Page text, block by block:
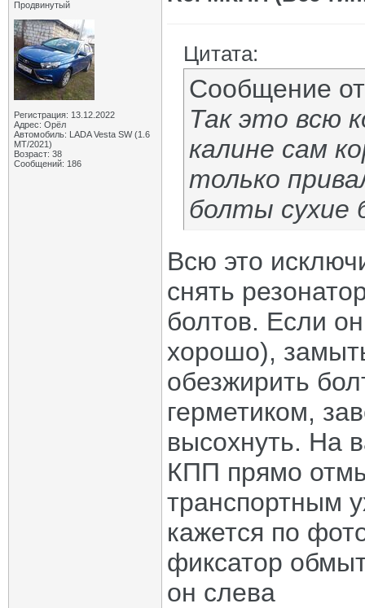
Продвинутый
Регистрация: 13.12.2022
Адрес: Орёл
Автомобиль: LADA Vesta SW (1.6
МТ/2021)
Возраст: 38
Сообщений: 186
Цитата:
Сообщение
Так это всю
калине сам
только
болты сухие
Всю это
снять
болтов. Если
хорошо),
обезжирить
герметиком,
высохнуть. На
КПП прямо
транспортным
кажется по
фиксатор
он слева